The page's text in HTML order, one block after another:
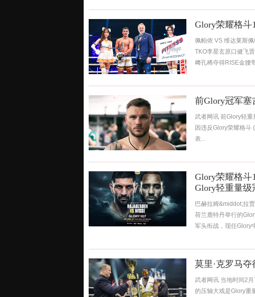
Glory荣耀格斗
佩帕侬 VS 维达莱斯
TKO李星玄原口健飞
﨑孔稀夺得RISE金腰
前Glory冠军塞
武者网讯 前Glory轻
因违反Glory荣耀格斗
表...
Glory荣耀格斗
Glory轻重量级
巴赫拉姆&middot;拉
荷兰鹿特丹举行的
军头衔战，现任Glory
莫里·克罗马
武者网讯 当地时间2
的压轴大戏是Glory重